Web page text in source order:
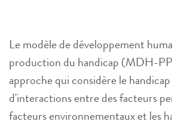
Le modèle de développement
production du handicap (MDH-
approche qui considère le
d'interactions entre des facteurs
facteurs environnementaux et les